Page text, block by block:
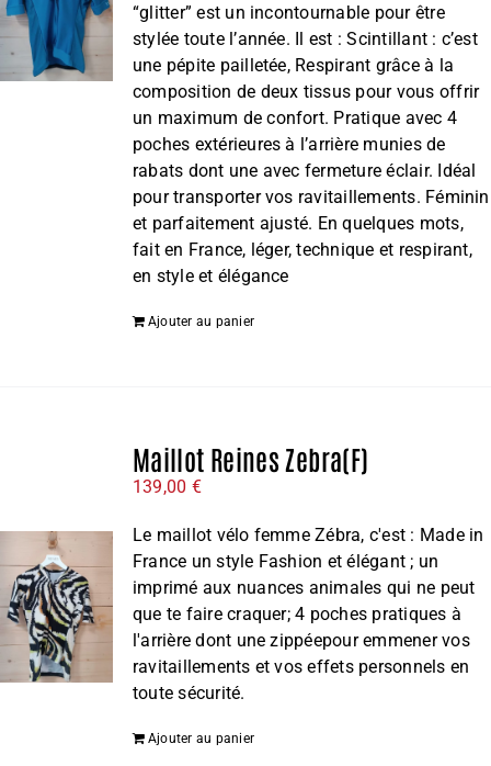
“glitter” est un incontournable pour être
stylée toute l’année. Il est : Scintillant : c’est
une pépite pailletée, Respirant grâce à la
composition de deux tissus pour vous offrir
un maximum de confort. Pratique avec 4
poches extérieures à l’arrière munies de
rabats dont une avec fermeture éclair. Idéal
pour transporter vos ravitaillements. Féminin
et parfaitement ajusté. En quelques mots,
fait en France, léger, technique et respirant,
en style et élégance
Ajouter au panier
Maillot Reines Zebra(F)
139,00 €
Le maillot vélo femme Zébra, c'est : Made in
France un style Fashion et élégant ; un
imprimé aux nuances animales qui ne peut
que te faire craquer; 4 poches pratiques à
l'arrière dont une zippéepour emmener vos
ravitaillements et vos effets personnels en
toute sécurité.
Ajouter au panier